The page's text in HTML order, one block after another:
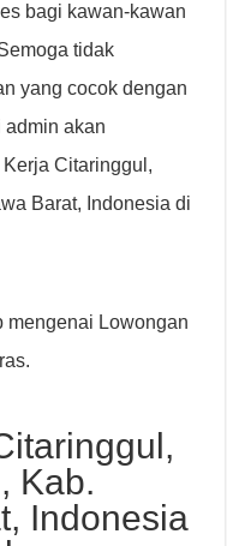
bagi kawan-kawan
tidak
yang cocok dengan
admin akan
Citaringgul,
Barat, Indonesia di
mengenai Lowongan
Kab.
Indonesia